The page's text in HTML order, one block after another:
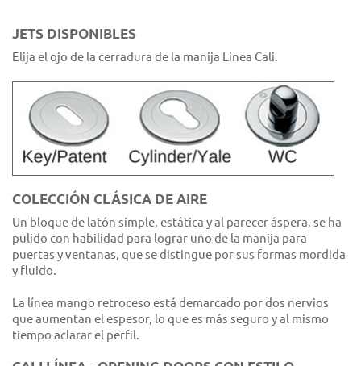
JETS DISPONIBLES
Elija el ojo de la cerradura de la manija Linea Cali.
COLECCIÓN CLÁSICA DE AIRE
Un bloque de latón simple, estática y al parecer áspera, se ha
pulido con habilidad para lograr uno de la manija para
puertas y ventanas, que se distingue por sus formas mordida
y fluido.
La línea mango retroceso está demarcado por dos nervios
que aumentan el espesor, lo que es más seguro y al mismo
tiempo aclarar el perfil.